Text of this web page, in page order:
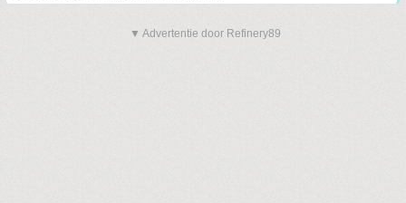
▼ Advertentie door Refinery89